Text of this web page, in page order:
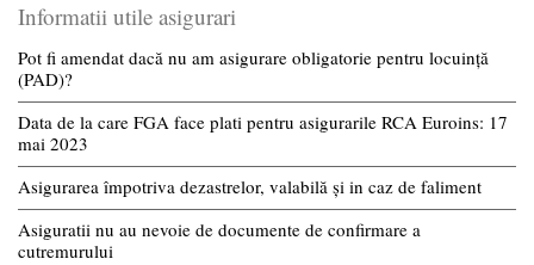
Informatii utile asigurari
Pot fi amendat dacă nu am asigurare obligatorie pentru locuință
(PAD)?
Data de la care FGA face plati pentru asigurarile RCA Euroins: 17
mai 2023
Asigurarea împotriva dezastrelor, valabilă și in caz de faliment
Asiguratii nu au nevoie de documente de confirmare a
cutremurului